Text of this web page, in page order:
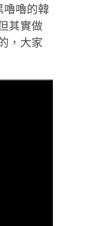
嚕嚕的韓
其實做
，大家